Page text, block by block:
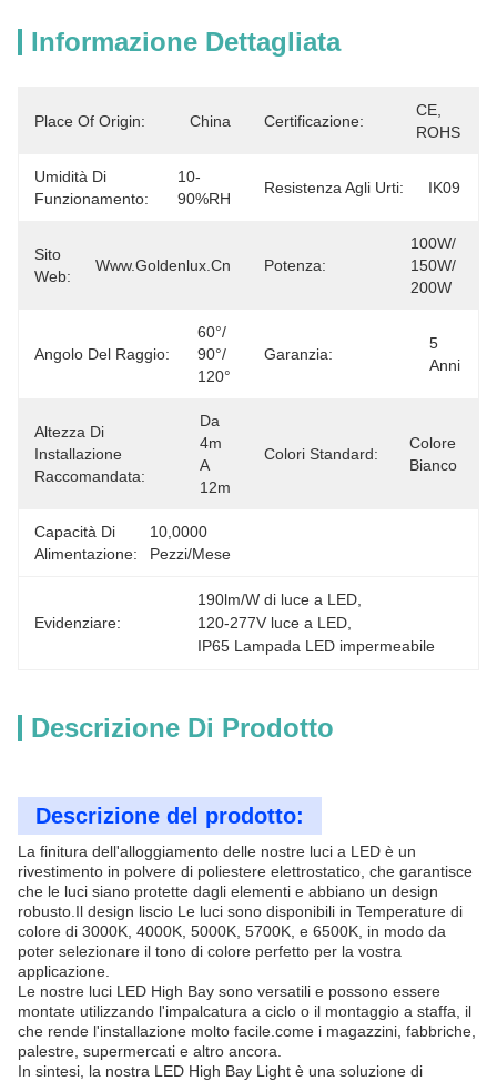
Informazione Dettagliata
Place Of Origin: China Certificazione:
CE,
ROHS
Umidità Di
Funzionamento:
10-
90%RH
Resistenza Agli Urti: IK09
Sito
Web:
Www.goldenlux.cn Potenza:
100W/
150W/
200W
Angolo Del Raggio:
60°/
90°/
120°
Garanzia:
5
Anni
Altezza Di
Installazione
Raccomandata:
Da
4m
A
12m
Colori Standard:
Colore
Bianco
Capacità Di
Alimentazione:
10,0000
Pezzi/mese
Evidenziare:
190lm/W di luce a LED
120-277V luce a LED
IP65 Lampada LED impermeabile
Descrizione Di Prodotto
Descrizione del prodotto:
La finitura dell'alloggiamento delle nostre luci a LED è un
rivestimento in polvere di poliestere elettrostatico, che garantisce
che le luci siano protette dagli elementi e abbiano un design
robusto.Il design liscio Le luci sono disponibili in Temperature di
colore di 3000K, 4000K, 5000K, 5700K, e 6500K, in modo da
poter selezionare il tono di colore perfetto per la vostra
applicazione.
Le nostre luci LED High Bay sono versatili e possono essere
montate utilizzando l'impalcatura a ciclo o il montaggio a staffa, il
che rende l'installazione molto facile.come i magazzini, fabbriche,
palestre, supermercati e altro ancora.
In sintesi, la nostra LED High Bay Light è una soluzione di